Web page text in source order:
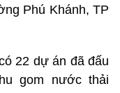
Phú Khánh, TP
22 dự án đã đấu
gom nước thải